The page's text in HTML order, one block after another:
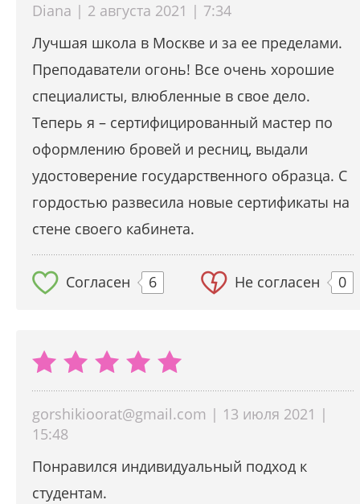
Diana | 2 августа 2021 | 7:34
Лучшая школа в Москве и за ее пределами.
Преподаватели огонь! Все очень хорошие
специалисты, влюбленные в свое дело.
Теперь я – сертифицированный мастер по
оформлению бровей и ресниц, выдали
удостоверение государственного образца. С
гордостью развесила новые сертификаты на
стене своего кабинета.
Согласен 6 Не согласен 0
gorshikioorat@gmail.com | 13 июля 2021 |
15:48
Понравился индивидуальный подход к
студентам.